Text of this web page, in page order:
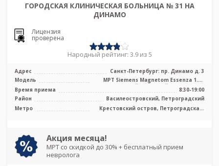
ГОРОДСКАЯ КЛИНИЧЕСКАЯ БОЛЬНИЦА № 31 НА
ДИНАМО
Лицензия
проверена
Народный рейтинг: 3.9 из 5
Адрес
Санкт-Петербург: пр. Динамо д. 3
Модель
МРТ Siemens Magnetom Essenza 1.5T
высокопольный закрытый тип, КТ Aquil
...
Время приема
8:30-19:00
Район
Василеостровский, Петроградский
Метро
Крестовский остров, Петроградская,
Акция месяца!
МРТ со скидкой до 30% + бесплатный прием
невролога